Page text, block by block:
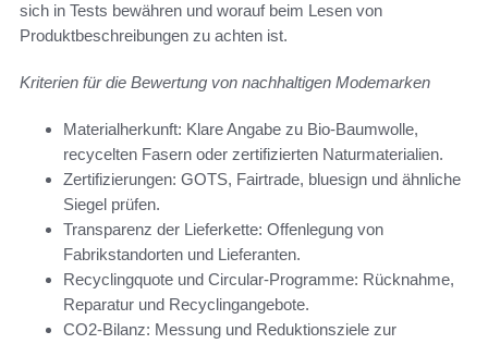
sich in Tests bewähren und worauf beim Lesen von
Produktbeschreibungen zu achten ist.
Kriterien für die Bewertung von nachhaltigen Modemarken
Materialherkunft: Klare Angabe zu Bio-Baumwolle,
recycelten Fasern oder zertifizierten Naturmaterialien.
Zertifizierungen: GOTS, Fairtrade, bluesign und ähnliche
Siegel prüfen.
Transparenz der Lieferkette: Offenlegung von
Fabrikstandorten und Lieferanten.
Recyclingquote und Circular-Programme: Rücknahme,
Reparatur und Recyclingangebote.
CO2-Bilanz: Messung und Reduktionsziele zur